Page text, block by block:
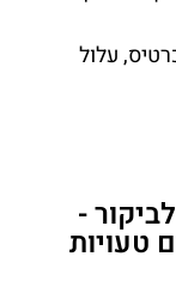
עלול
-
טעויות